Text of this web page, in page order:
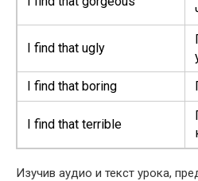
I find that ugly
I find that boring
I find that terrible
Изучив аудио и текст урока,